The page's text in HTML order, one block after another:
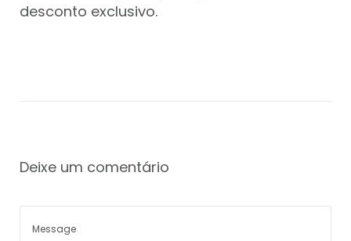
desconto exclusivo.
Deixe um comentário